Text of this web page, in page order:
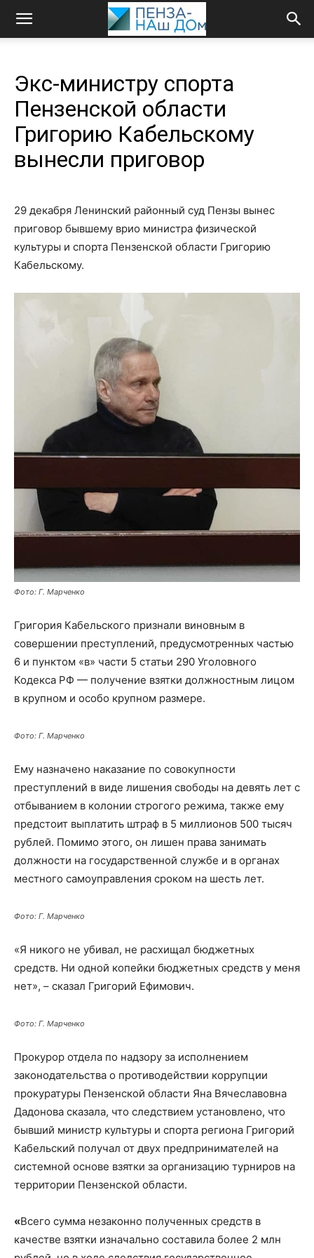
Экс-министру спорта
Пензенской области
Григорию Кабельскому
вынесли приговор
29 декабря Ленинский районный суд Пензы вынес
приговор бывшему врио министра физической
культуры и спорта Пензенской области Григорию
Кабельскому.
Фото: Г. Марченко
Григория Кабельского признали виновным в
совершении преступлений, предусмотренных частью
6 и пунктом «в» части 5 статьи 290 Уголовного
Кодекса РФ — получение взятки должностным лицом
в крупном и особо крупном размере.
Фото: Г. Марченко
Ему назначено наказание по совокупности
преступлений в виде лишения свободы на девять лет с
отбыванием в колонии строгого режима, также ему
предстоит выплатить штраф в 5 миллионов 500 тысяч
рублей. Помимо этого, он лишен права занимать
должности на государственной службе и в органах
местного самоуправления сроком на шесть лет.
Фото: Г. Марченко
«Я никого не убивал, не расхищал бюджетных
средств. Ни одной копейки бюджетных средств у меня
нет», – сказал Григорий Ефимович.
Фото: Г. Марченко
Прокурор отдела по надзору за исполнением
законодательства о противодействии коррупции
прокуратуры Пензенской области Яна Вячеславовна
Дадонова сказала, что следствием установлено, что
бывший министр культуры и спорта региона Григорий
Кабельский получал от двух предпринимателей на
системной основе взятки за организацию турниров на
территории Пензенской области.
«Всего сумма незаконно полученных средств в
качестве взятки изначально составила более 2 млн